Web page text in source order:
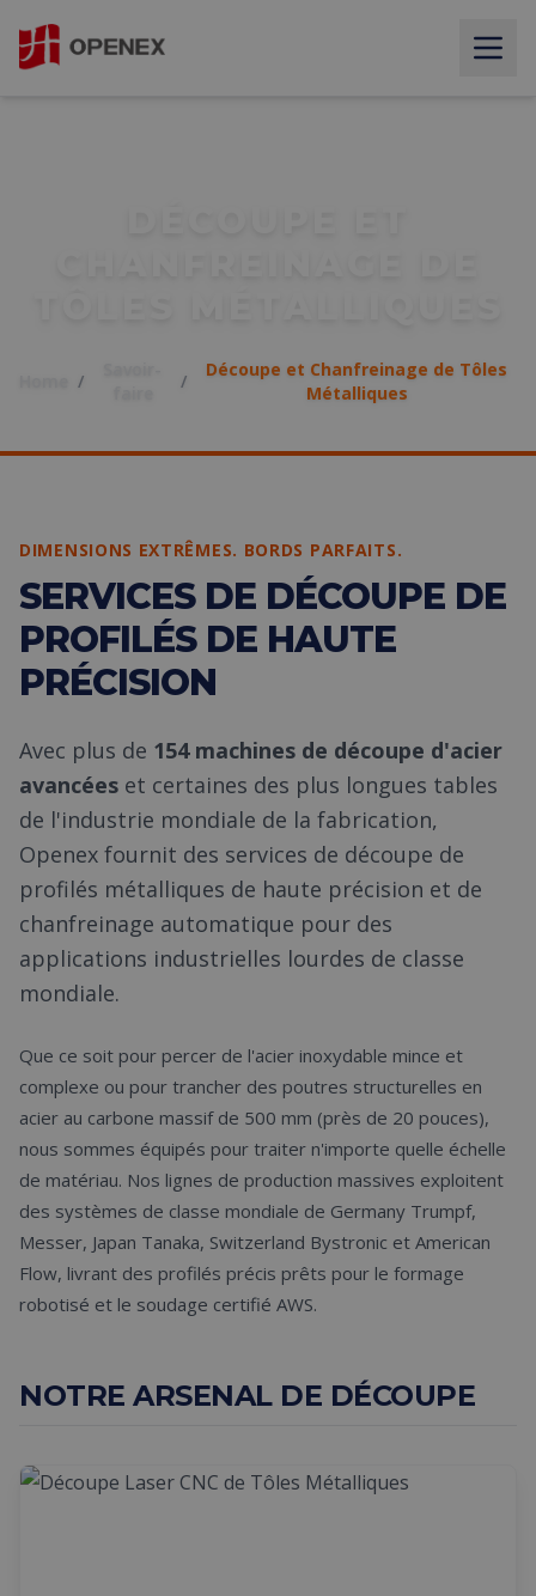
/ /
Découpe et Chanfreinage de Tôles
Métalliques
DIMENSIONS EXTRÊMES. BORDS PARFAITS.
SERVICES DE DÉCOUPE DE
PROFILÉS DE HAUTE
PRÉCISION
Avec plus de 154 machines de découpe d'acier
avancées et certaines des plus longues tables
de l'industrie mondiale de la fabrication,
Openex fournit des services de découpe de
profilés métalliques de haute précision et de
chanfreinage automatique pour des
applications industrielles lourdes de classe
mondiale.
Que ce soit pour percer de l'acier inoxydable mince et
complexe ou pour trancher des poutres structurelles en
acier au carbone massif de 500 mm (près de 20 pouces),
nous sommes équipés pour traiter n'importe quelle échelle
de matériau. Nos lignes de production massives exploitent
des systèmes de classe mondiale de Germany Trumpf,
Messer, Japan Tanaka, Switzerland Bystronic et American
Flow, livrant des profilés précis prêts pour le formage
robotisé et le soudage certifié AWS.
NOTRE ARSENAL DE DÉCOUPE